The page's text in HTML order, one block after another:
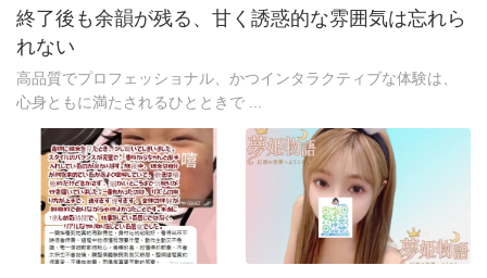
終了後も余韻が残る、甘く誘惑的な雰囲気は忘れら
れない
高品質でプロフェッショナル、かつインタラクティブな体験は、
心身ともに満たされるひとときで ...